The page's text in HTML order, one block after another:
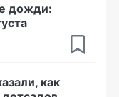
дожди:
как